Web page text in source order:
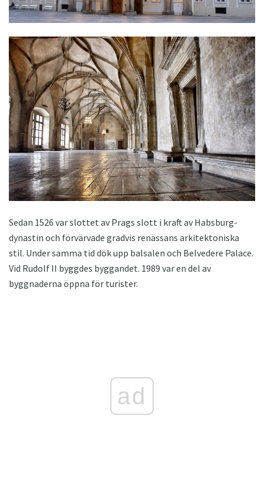
Sedan 1526 var slottet av Prags slott i kraft av Habsburg-
dynastin och förvärvade gradvis renässans arkitektoniska
stil. Under samma tid dök upp balsalen och Belvedere Palace.
Vid Rudolf II byggdes byggandet. 1989 var en del av
byggnaderna öppna för turister.
ad